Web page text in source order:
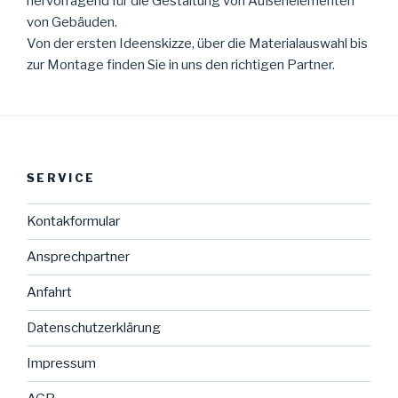
von Gebäuden.
Von der ersten Ideenskizze, über die Materialauswahl bis
zur Montage finden Sie in uns den richtigen Partner.
SERVICE
Kontakformular
Ansprechpartner
Anfahrt
Datenschutzerklärung
Impressum